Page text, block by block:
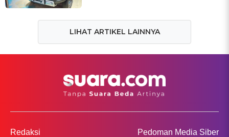
LIHAT ARTIKEL LAINNYA
Redaksi Pedoman Media Siber